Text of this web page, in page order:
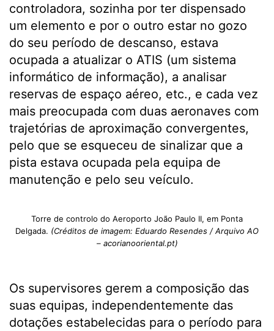
controladora, sozinha por ter dispensado
um elemento e por o outro estar no gozo
do seu período de descanso, estava
ocupada a atualizar o ATIS (um sistema
informático de informação), a analisar
reservas de espaço aéreo, etc., e cada vez
mais preocupada com duas aeronaves com
trajetórias de aproximação convergentes,
pelo que se esqueceu de sinalizar que a
pista estava ocupada pela equipa de
manutenção e pelo seu veículo.
Torre de controlo do Aeroporto João Paulo II, em Ponta
Delgada. (Créditos de imagem: Eduardo Resendes / Arquivo AO
– acorianooriental.pt)
Os supervisores gerem a composição das
suas equipas, independentemente das
dotações estabelecidas para o período para